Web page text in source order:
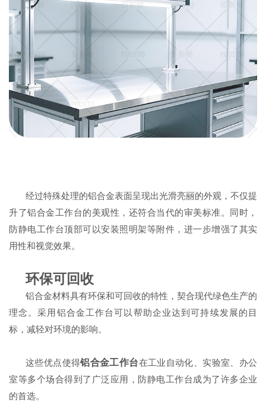
经过特殊处理的铝合金表面呈现出光滑亮丽的外观，不仅提
升了铝合金工作台的美观性，还符合当代的审美标准。同时，
防静电工作台顶部可以安装照明架等附件，进一步增强了其实
用性和视觉效果。
环保可回收
铝合金材料具有环保和可回收的特性，契合现代绿色生产的
理念。采用铝合金工作台可以帮助企业达到可持续发展的目
标，减轻对环境的影响。
这些优点使得铝合金工作台在工业自动化、实验室、办公
室等多个场合得到了广泛应用，防静电工作台成为了许多企业
的首选。